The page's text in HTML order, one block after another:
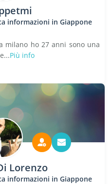
informazioni in Giappone
milano ho 27 anni sono una
Più info
Lorenzo
informazioni in Giappone